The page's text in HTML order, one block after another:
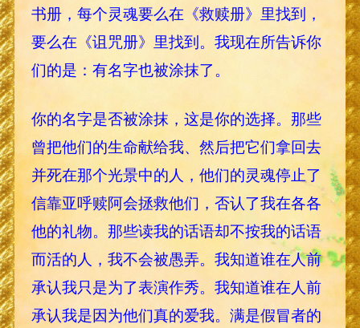
书册，每个灵魂要么在《救赎册》里找到，
要么在《诅咒册》里找到。我现在所告诉你
们的是：有名字也被涂抹了。
你的名字是否被涂抹，这是你的选择。那些
曾把他们的生命献给我、然后把它们拿回去
并死在那个光景中的人，他们的灵魂停止了
信靠亚呼赎阿会拯救他们，否认了我在各各
他的礼物。那些读我的话语却不按我的话语
而活的人，我不会被愚弄。我知道谁在人前
承认我只是为了表演作秀。我知道谁在人前
承认我是因为他们真的爱我。满是假冒者的